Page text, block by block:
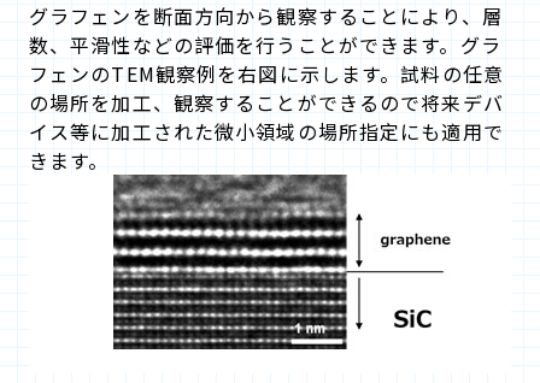
グラフェンを断面方向から観察することにより、層
数、平滑性などの評価を行うことができます。グラ
フェンのTEM観察例を右図に示します。試料の任意
の場所を加工、観察することができるので将来デバ
イス等に加工された微小領域の場所指定にも適用で
きます。